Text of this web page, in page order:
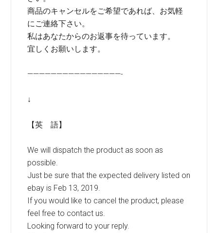
商品のキャンセルをご希望であれば、お気軽
にご連絡下さい。
私はあなたからのお返事を待っています。
宜しくお願いします。
————————————————-
↓
【英 語】
We will dispatch the product as soon as
possible.
Just be sure that the expected delivery listed on
ebay is Feb 13, 2019.
If you would like to cancel the product, please
feel free to contact us.
Looking forward to your reply.